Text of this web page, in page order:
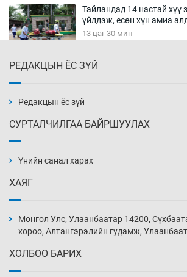
Тайландад 14 настай хүү
үйлдэж, есөн хүн амиа
13 цаг 30 мин
14 цаг 30 мин
15 цаг 0 мин
РЕДАКЦЫН ЁС ЗҮЙ
Редакцын ёс зүй
СУРТАЛЧИЛГАА БАЙРШУУЛАХ
Үнийн санал харах
ХАЯГ
Монгол Улс, Улаанбаатар 14200,
хороо, Алтангэрэлийн гудамж,
ХОЛБОО БАРИХ